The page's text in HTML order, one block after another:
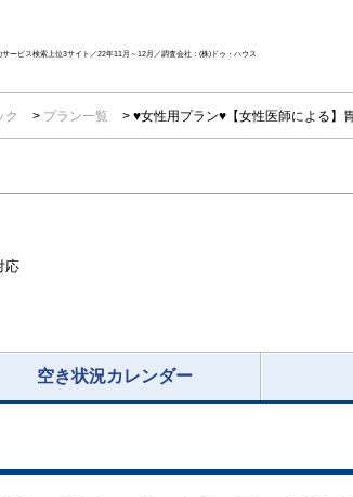
ービス検索上位3サイト／22年11月～12月／調査会社：(株)ドゥ・ハウス
ク プラン一覧 ♥女性用プラン♥【女性医師による】
応
空き状況カレンダー